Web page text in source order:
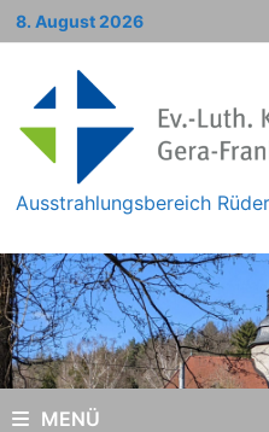
Zum
Inhalt
8. August 2026
Ausstrahlungsbereich
MENÜ